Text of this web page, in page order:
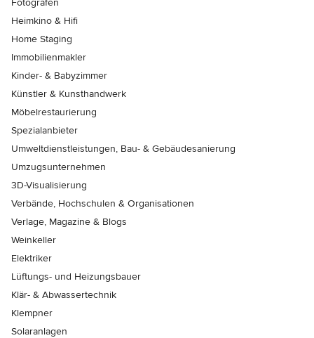
Heimkino & Hifi
Home Staging
Immobilienmakler
Kinder- & Babyzimmer
Künstler & Kunsthandwerk
Möbelrestaurierung
Spezialanbieter
Umweltdienstleistungen, Bau- & Gebäudesanierung
Umzugsunternehmen
3D-Visualisierung
Verbände, Hochschulen & Organisationen
Verlage, Magazine & Blogs
Weinkeller
Elektriker
Lüftungs- und Heizungsbauer
Klär- & Abwassertechnik
Klempner
Solaranlagen